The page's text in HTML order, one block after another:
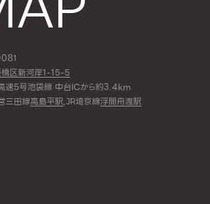
橋区新河岸1-15-5
速5号池袋線 中台ICから約3.4km
三田線高島平駅,JR埼京線浮間舟渡駅